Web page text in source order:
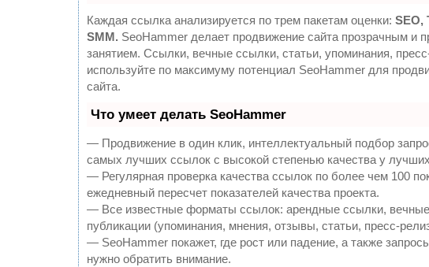
Каждая ссылка анализируется по трем пакетам оценки: SEO,
SMM. SeoHammer делает продвижение сайта прозрачным и
занятием. Ссылки, вечные ссылки, статьи, упоминания,
используйте по максимуму потенциал SeoHammer для
сайта.
Что умеет делать SeoHammer
— Продвижение в один клик, интеллектуальный подбор
самых лучших ссылок с высокой степенью качества у
— Регулярная проверка качества ссылок по более чем 100
ежедневный пересчет показателей качества проекта.
— Все известные форматы ссылок: арендные ссылки,
публикации (упоминания, мнения, отзывы, статьи, пресс-
— SeoHammer покажет, где рост или падение, а также
нужно обратить внимание.